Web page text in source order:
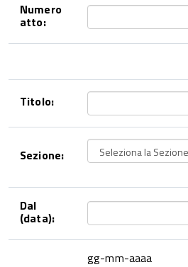
Numero
atto:
Titolo:
Sezione:
Dal
(data):
gg-mm-aaaa